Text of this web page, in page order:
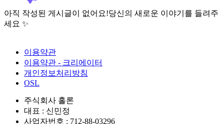
아직 작성된 게시글이 없어요!당신의 새로운 이야기를 들려주
세요 ✨
이용약관
이용약관 - 크리에이터
개인정보처리방침
OSL
주식회사 홀론
대표 : 신민정
사업자번호 : 712-88-03296